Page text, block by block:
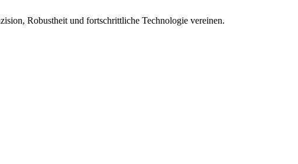
Robustheit und fortschrittliche Technologie vereinen.